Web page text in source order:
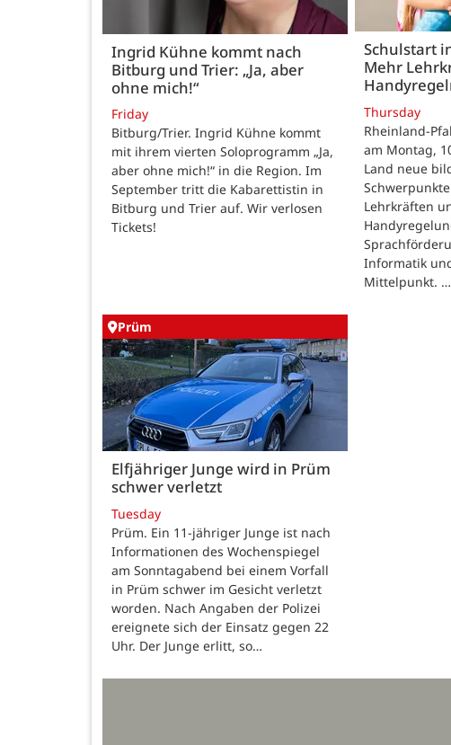
Ingrid Kühne kommt nach
Bitburg und Trier: „Ja, aber
ohne mich!“
Friday
Bitburg/Trier. Ingrid Kühne kommt
mit ihrem vierten Soloprogramm „Ja,
aber ohne mich!“ in die Region. Im
September tritt die Kabarettistin in
Bitburg und Trier auf. Wir verlosen
Tickets!
Schulstart
Mehr
Thursday
Rheinland-
am Montag,
Land neue
Lehrkräften
Informatik
Mittelpunkt. …
Prüm
Elfjähriger Junge wird in Prüm
schwer verletzt
Tuesday
Prüm. Ein 11-jähriger Junge ist nach
Informationen des Wochenspiegel
am Sonntagabend bei einem Vorfall
in Prüm schwer im Gesicht verletzt
worden. Nach Angaben der Polizei
ereignete sich der Einsatz gegen 22
Uhr. Der Junge erlitt, so…